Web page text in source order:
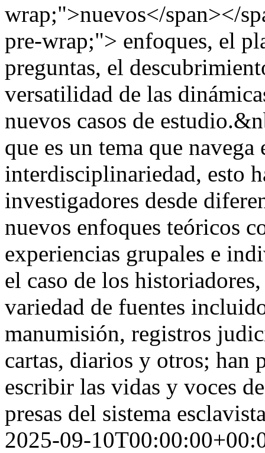
wrap;">nuevos</span></
pre-wrap;"> enfoques, el
preguntas, el
versatilidad de las
nuevos casos de
que es un tema que
interdisciplinariedad, esto
investigadores desde
nuevos enfoques teóricos
experiencias grupales e
el caso de los
variedad de fuentes
manumisión, registros
cartas, diarios y otros; han
escribir las vidas y voces
presas del sistema
2025-09-